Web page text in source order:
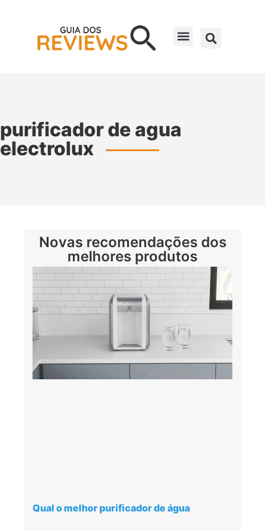
purificador de agua
electrolux
Novas recomendações dos
melhores produtos
Qual o melhor purificador de água